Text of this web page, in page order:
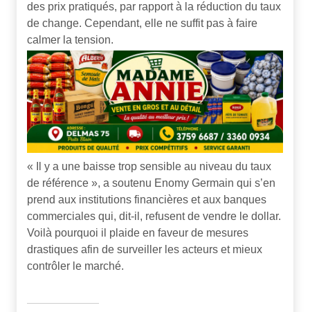
des prix pratiqués, par rapport à la réduction du taux
de change. Cependant, elle ne suffit pas à faire
calmer la tension.
« Il y a une baisse trop sensible au niveau du taux
de référence », a soutenu Enomy Germain qui s’en
prend aux institutions financières et aux banques
commerciales qui, dit-il, refusent de vendre le dollar.
Voilà pourquoi il plaide en faveur de mesures
drastiques afin de surveiller les acteurs et mieux
contrôler le marché.